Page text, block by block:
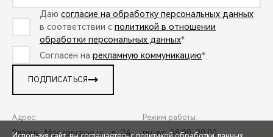
Даю согласие на обработку персональных данных
в соответствии с политикой в отношении
обработки персональных данных*
Согласен на рекламную коммуникацию*
ПОДПИСАТЬСЯ
Адрес:
Рязань, Московское ш., д. 24
Режим работы:
пн-вс: 08:00-20:00